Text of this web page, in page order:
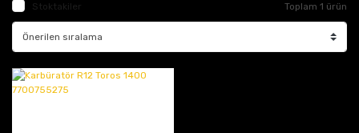
Stoktakiler Toplam 1 ürün